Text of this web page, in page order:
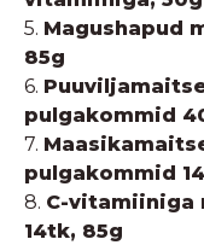
5. Magushapud
85g
6.
pulgakommid
7.
pulgakommid
8. C-vitamiiniga
14tk, 85g